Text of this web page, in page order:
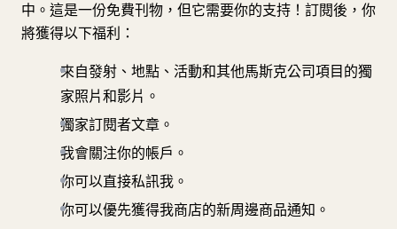
中。這是一份免費刊物，但它需要你的支持！訂閱後，你
將獲得以下福利：
來自發射、地點、活動和其他馬斯克公司項目的獨
家照片和影片。
獨家訂閱者文章。
我會關注你的帳戶。
你可以直接私訊我。
你可以優先獲得我商店的新周邊商品通知。